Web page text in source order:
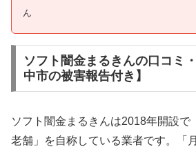
ん
ソフト闇金まるきんの口コミ
中市の被害報告付き】
ソフト闇金まるきんは2018年開設で
老舗」を自称している業者です。「